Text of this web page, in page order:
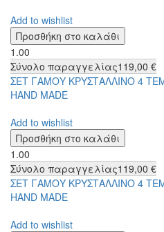
Add to wishlist
1.00
Σύνολο παραγγελίας119,00 €
ΣΕΤ ΓΑΜΟΥ ΚΡΥΣΤΑΛΛΙΝΟ 4
HAND MADE
Add to wishlist
1.00
Σύνολο παραγγελίας119,00 €
ΣΕΤ ΓΑΜΟΥ ΚΡΥΣΤΑΛΛΙΝΟ 4
HAND MADE
Add to wishlist